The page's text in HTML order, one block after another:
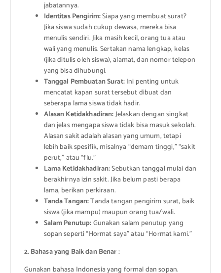
jabatannya.
Identitas Pengirim:Siapa yang membuat surat?
Jika siswa sudah cukup dewasa, mereka bisa
menulis sendiri. Jika masih kecil, orang tua atau
wali yang menulis. Sertakan nama lengkap, kelas
(jika ditulis oleh siswa), alamat, dan nomor telepon
yang bisa dihubungi.
Tanggal Pembuatan Surat:Ini penting untuk
mencatat kapan surat tersebut dibuat dan
seberapa lama siswa tidak hadir.
Alasan Ketidakhadiran:Jelaskan dengan singkat
dan jelas mengapa siswa tidak bisa masuk sekolah.
Alasan sakit adalah alasan yang umum, tetapi
lebih baik spesifik, misalnya “demam tinggi,” “sakit
perut,” atau “flu.”
Lama Ketidakhadiran:Sebutkan tanggal mulai dan
berakhirnya izin sakit. Jika belum pasti berapa
lama, berikan perkiraan.
Tanda Tangan:Tanda tangan pengirim surat, baik
siswa (jika mampu) maupun orang tua/wali.
Salam Penutup:Gunakan salam penutup yang
sopan seperti “Hormat saya” atau “Hormat kami.”
2. Bahasa yang Baik dan Benar :
Gunakan bahasa Indonesia yang formal dan sopan.